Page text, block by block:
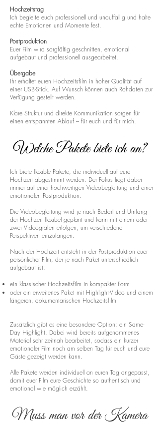
Hochzeitstag
Ich begleite euch professionell und unauffällig und halte
echte Emotionen und Momente fest.
Postproduktion
Euer Film wird sorgfältig geschnitten, emotional
aufgebaut und professionell ausgearbeitet.
Übergabe
Ihr erhaltet euren Hochzeitsfilm in hoher Qualität auf
einer USB-Stick. Auf Wunsch können auch Rohdaten zur
Verfügung gestellt werden.
Klare Struktur und direkte Kommunikation sorgen für
einen entspannten Ablauf – für euch und für mich.
Welche Pakete biete ich an?
Ich biete flexible Pakete, die individuell auf eure
Hochzeit abgestimmt werden. Der Fokus liegt dabei
immer auf einer hochwertigen Videobegleitung und einer
emotionalen Postproduktion.
Die Videobegleitung wird je nach Bedarf und Umfang
der Hochzeit flexibel geplant und kann mit einem oder
zwei Videografen erfolgen, um verschiedene
Perspektiven einzufangen.
Nach der Hochzeit entsteht in der Postproduktion euer
persönlicher Film, der je nach Paket unterschiedlich
aufgebaut ist:
ein klassischer Hochzeitsfilm in kompakter Form
oder ein erweitertes Paket mit Highlight-Video und einem
längeren, dokumentarischen Hochzeitsfilm
Zusätzlich gibt es eine besondere Option: ein Same-
Day Highlight. Dabei wird bereits aufgenommenes
Material sehr zeitnah bearbeitet, sodass ein kurzer
emotionaler Film noch am selben Tag für euch und eure
Gäste gezeigt werden kann.
Alle Pakete werden individuell an euren Tag angepasst,
damit euer Film eure Geschichte so authentisch und
emotional wie möglich erzählt.
Muss man vor der Kamera